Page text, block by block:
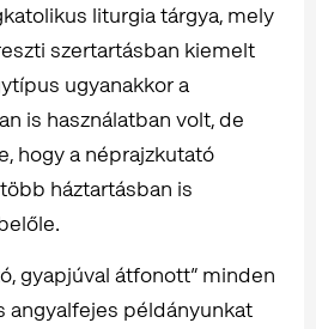
liturgia tárgya, mely
szertartásban kiemelt
ugyanakkor a
is használatban volt, de
hogy a néprajzkutató
háztartásban is
gyapjúval átfonott” minden
angyalfejes példányunkat